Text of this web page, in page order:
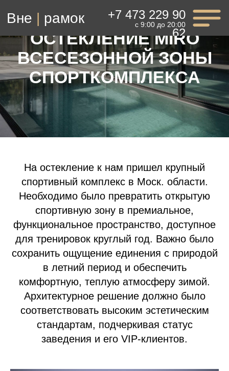
+7 473 229 90
Вне|рамок с 9:00 до 20:00
ОСТЕКЛЕНИЕ MIRO
ВСЕСЕЗОННОЙ ЗОНЫ
СПОРТКОМПЛЕКСА
На остекление к нам пришел крупный
спортивный комплекс в Моск. области.
Необходимо было превратить открытую
спортивную зону в премиальное,
функциональное пространство, доступное
для тренировок круглый год. Важно было
сохранить ощущение единения с природой
в летний период и обеспечить
комфортную, теплую атмосферу зимой.
Архитектурное решение должно было
соответствовать высоким эстетическим
стандартам, подчеркивая статус
заведения и его VIP-клиентов.